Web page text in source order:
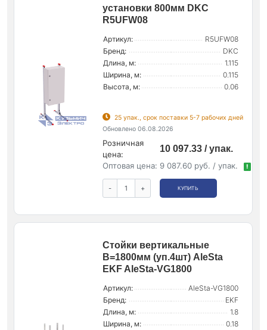
установки 800мм DKC
R5UFW08
Артикул:
R5UFW08
Бренд:
DKC
Длина, м:
1.115
Ширина, м:
0.115
Высота, м:
0.06
25 упак., срок поставки 5-7 рабочих дней
Обновлено 06.08.2026
Розничная
цена:
10 097.33 / упак.
Оптовая цена: 9 087.60 руб. / упак. !
- + КУПИТЬ
Стойки вертикальные
В=1800мм (уп.4шт) AleSta
EKF AleSta-VG1800
Артикул:
AleSta-VG1800
Бренд:
EKF
Длина, м:
1.8
Ширина, м:
0.18